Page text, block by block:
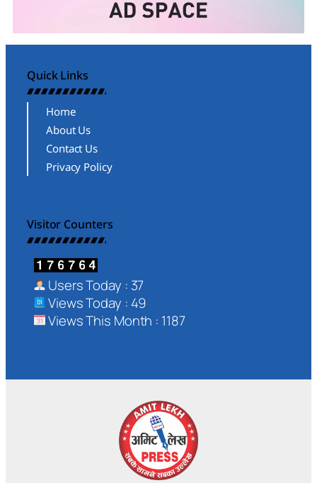
Quick Links
Home
About Us
Contact Us
Privacy Policy
Visitor Counters
Users Today : 37
Views Today : 49
Views This Month : 1187